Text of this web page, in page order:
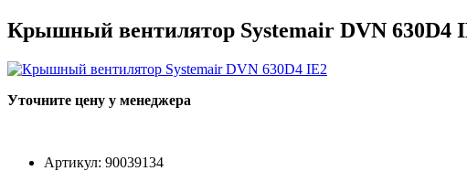
Крышный вентилятор Systemair DVN 630D4
Уточните цену у менеджера
Артикул: 90039134